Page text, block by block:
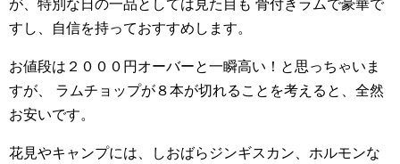
が、特別な日の一品としては見た目も 骨付きラムで豪華で
すし、自信を持っておすすめします。
お値段は２０００円オーバーと一瞬高い！と思っちゃいま
すが、
ラムチョップが８本が切れることを考えると、全然
お安いです。
花見やキャンプには、しおばらジンギスカン、ホルモンな